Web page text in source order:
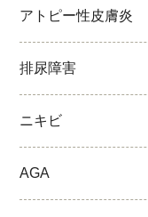
アトピー性皮膚炎
排尿障害
ニキビ
AGA